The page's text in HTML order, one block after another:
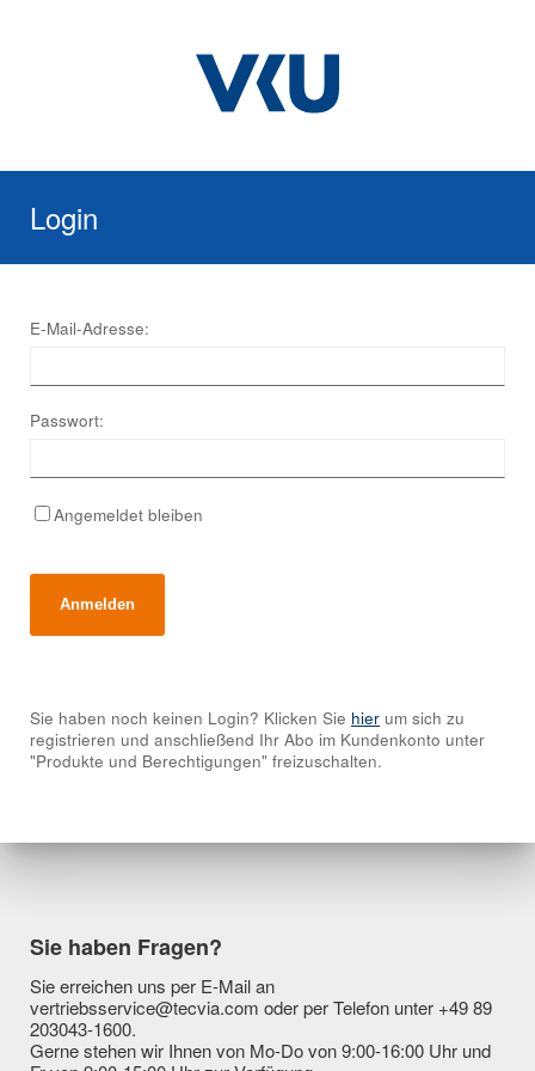
Login
E-Mail-Adresse:
Passwort:
Angemeldet bleiben
Sie haben noch keinen Login? Klicken Sie hier um sich zu
registrieren und anschließend Ihr Abo im Kundenkonto unter
"Produkte und Berechtigungen" freizuschalten.
Sie haben Fragen?
Sie erreichen uns per E-Mail an
vertriebsservice@tecvia.com oder per Telefon unter +49 89
203043-1600.
Gerne stehen wir Ihnen von Mo-Do von 9:00-16:00 Uhr und